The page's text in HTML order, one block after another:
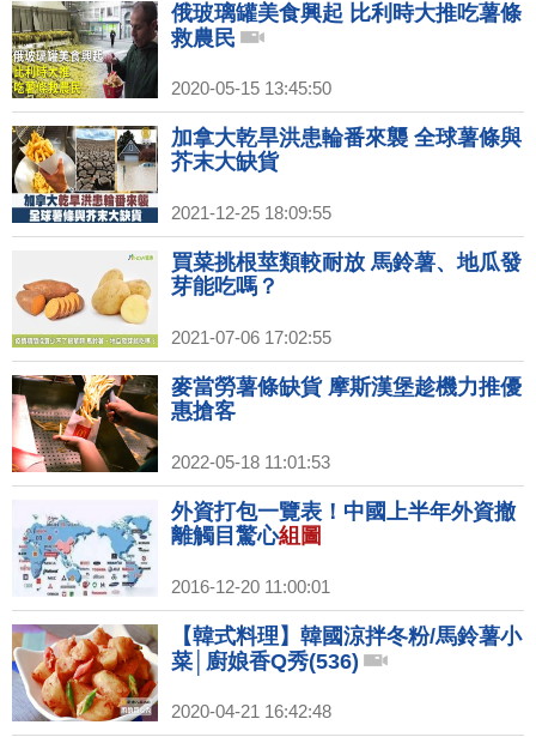
俄玻璃罐美食興起 比利時大推吃薯條
救農民
2020-05-15 13:45:50
加拿大乾旱洪患輪番來襲 全球薯條與
芥末大缺貨
2021-12-25 18:09:55
買菜挑根莖類較耐放 馬鈴薯、地瓜發
芽能吃嗎？
2021-07-06 17:02:55
麥當勞薯條缺貨 摩斯漢堡趁機力推優
惠搶客
2022-05-18 11:01:53
外資打包一覽表！中國上半年外資撤
離觸目驚心組圖
2016-12-20 11:00:01
【韓式料理】韓國涼拌冬粉/馬鈴薯小
菜│廚娘香Q秀(536)
2020-04-21 16:42:48